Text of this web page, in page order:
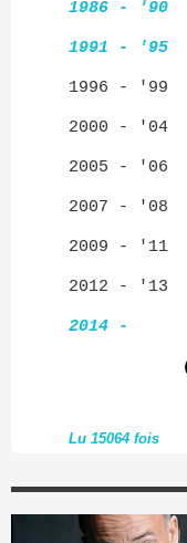
1986 - '90
1991 - '95
1996 - '99
2000 - '04
2005 - '06
2007 - '08
2009 - '11
2012 - '13
2014 -
Lu 15064 fois